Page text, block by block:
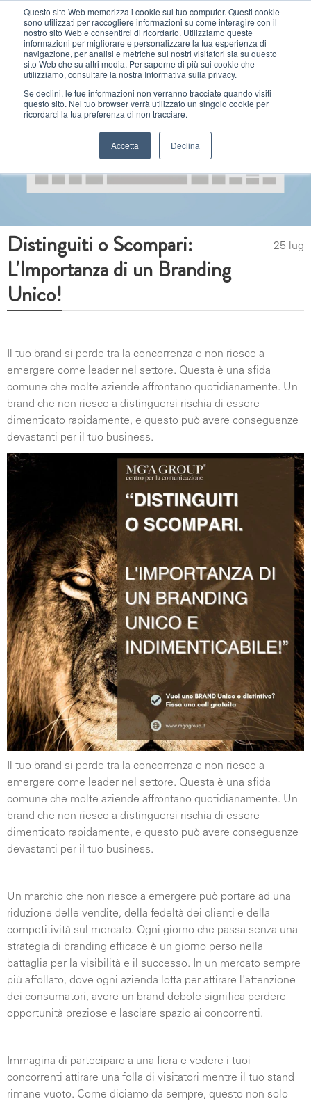
Questo sito Web memorizza i cookie sul tuo computer. Questi cookie
sono utilizzati per raccogliere informazioni su come interagire con il
nostro sito Web e consentirci di ricordarlo. Utilizziamo queste
informazioni per migliorare e personalizzare la tua esperienza di
navigazione, per analisi e metriche sui nostri visitatori sia su questo
sito Web che su altri media. Per saperne di più sui cookie che
utilizziamo, consultare la nostra Informativa sulla privacy.
Se declini, le tue informazioni non verranno tracciate quando visiti
questo sito. Nel tuo browser verrà utilizzato un singolo cookie per
ricordarci la tua preferenza di non tracciare.
Accetta Declina
MENU
25 lug
Distinguiti o Scompari:
L'Importanza di un Branding
Unico!
Il tuo brand si perde tra la concorrenza e non riesce a
emergere come leader nel settore. Questa è una sfida
comune che molte aziende affrontano quotidianamente. Un
brand che non riesce a distinguersi rischia di essere
dimenticato rapidamente, e questo può avere conseguenze
devastanti per il tuo business.
Il tuo brand si perde tra la concorrenza e non riesce a
emergere come leader nel settore. Questa è una sfida
comune che molte aziende affrontano quotidianamente. Un
brand che non riesce a distinguersi rischia di essere
dimenticato rapidamente, e questo può avere conseguenze
devastanti per il tuo business.
Un marchio che non riesce a emergere può portare ad una
riduzione delle vendite, della fedeltà dei clienti e della
competitività sul mercato. Ogni giorno che passa senza una
strategia di branding efficace è un giorno perso nella
battaglia per la visibilità e il successo. In un mercato sempre
più affollato, dove ogni azienda lotta per attirare l'attenzione
dei consumatori, avere un brand debole significa perdere
opportunità preziose e lasciare spazio ai concorrenti.
Immagina di partecipare a una fiera e vedere i tuoi
concorrenti attirare una folla di visitatori mentre il tuo stand
rimane vuoto. Come diciamo da sempre, questo non solo